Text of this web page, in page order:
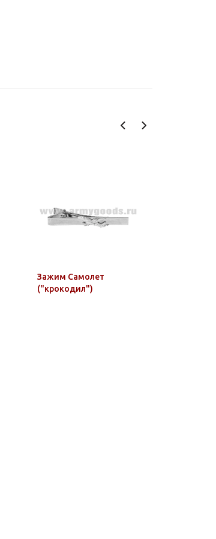
Зажим Самолет
("крокодил")